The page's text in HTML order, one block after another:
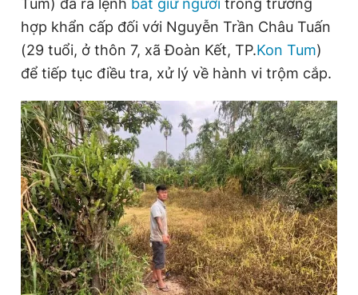
Sản phẩm khác
Tiện ích Bạn cần biết
Thông tin tòa soạn Liên hệ quảng cáo
Đọc Thanh Niên trên điện thoại
Tum) đã ra lệnh bắt giữ người trong trường
hợp khẩn cấp đối với Nguyễn Trần Châu Tuấn
(29 tuổi, ở thôn 7, xã Đoàn Kết, TP.Kon Tum)
để tiếp tục điều tra, xử lý về hành vi trộm cắp.